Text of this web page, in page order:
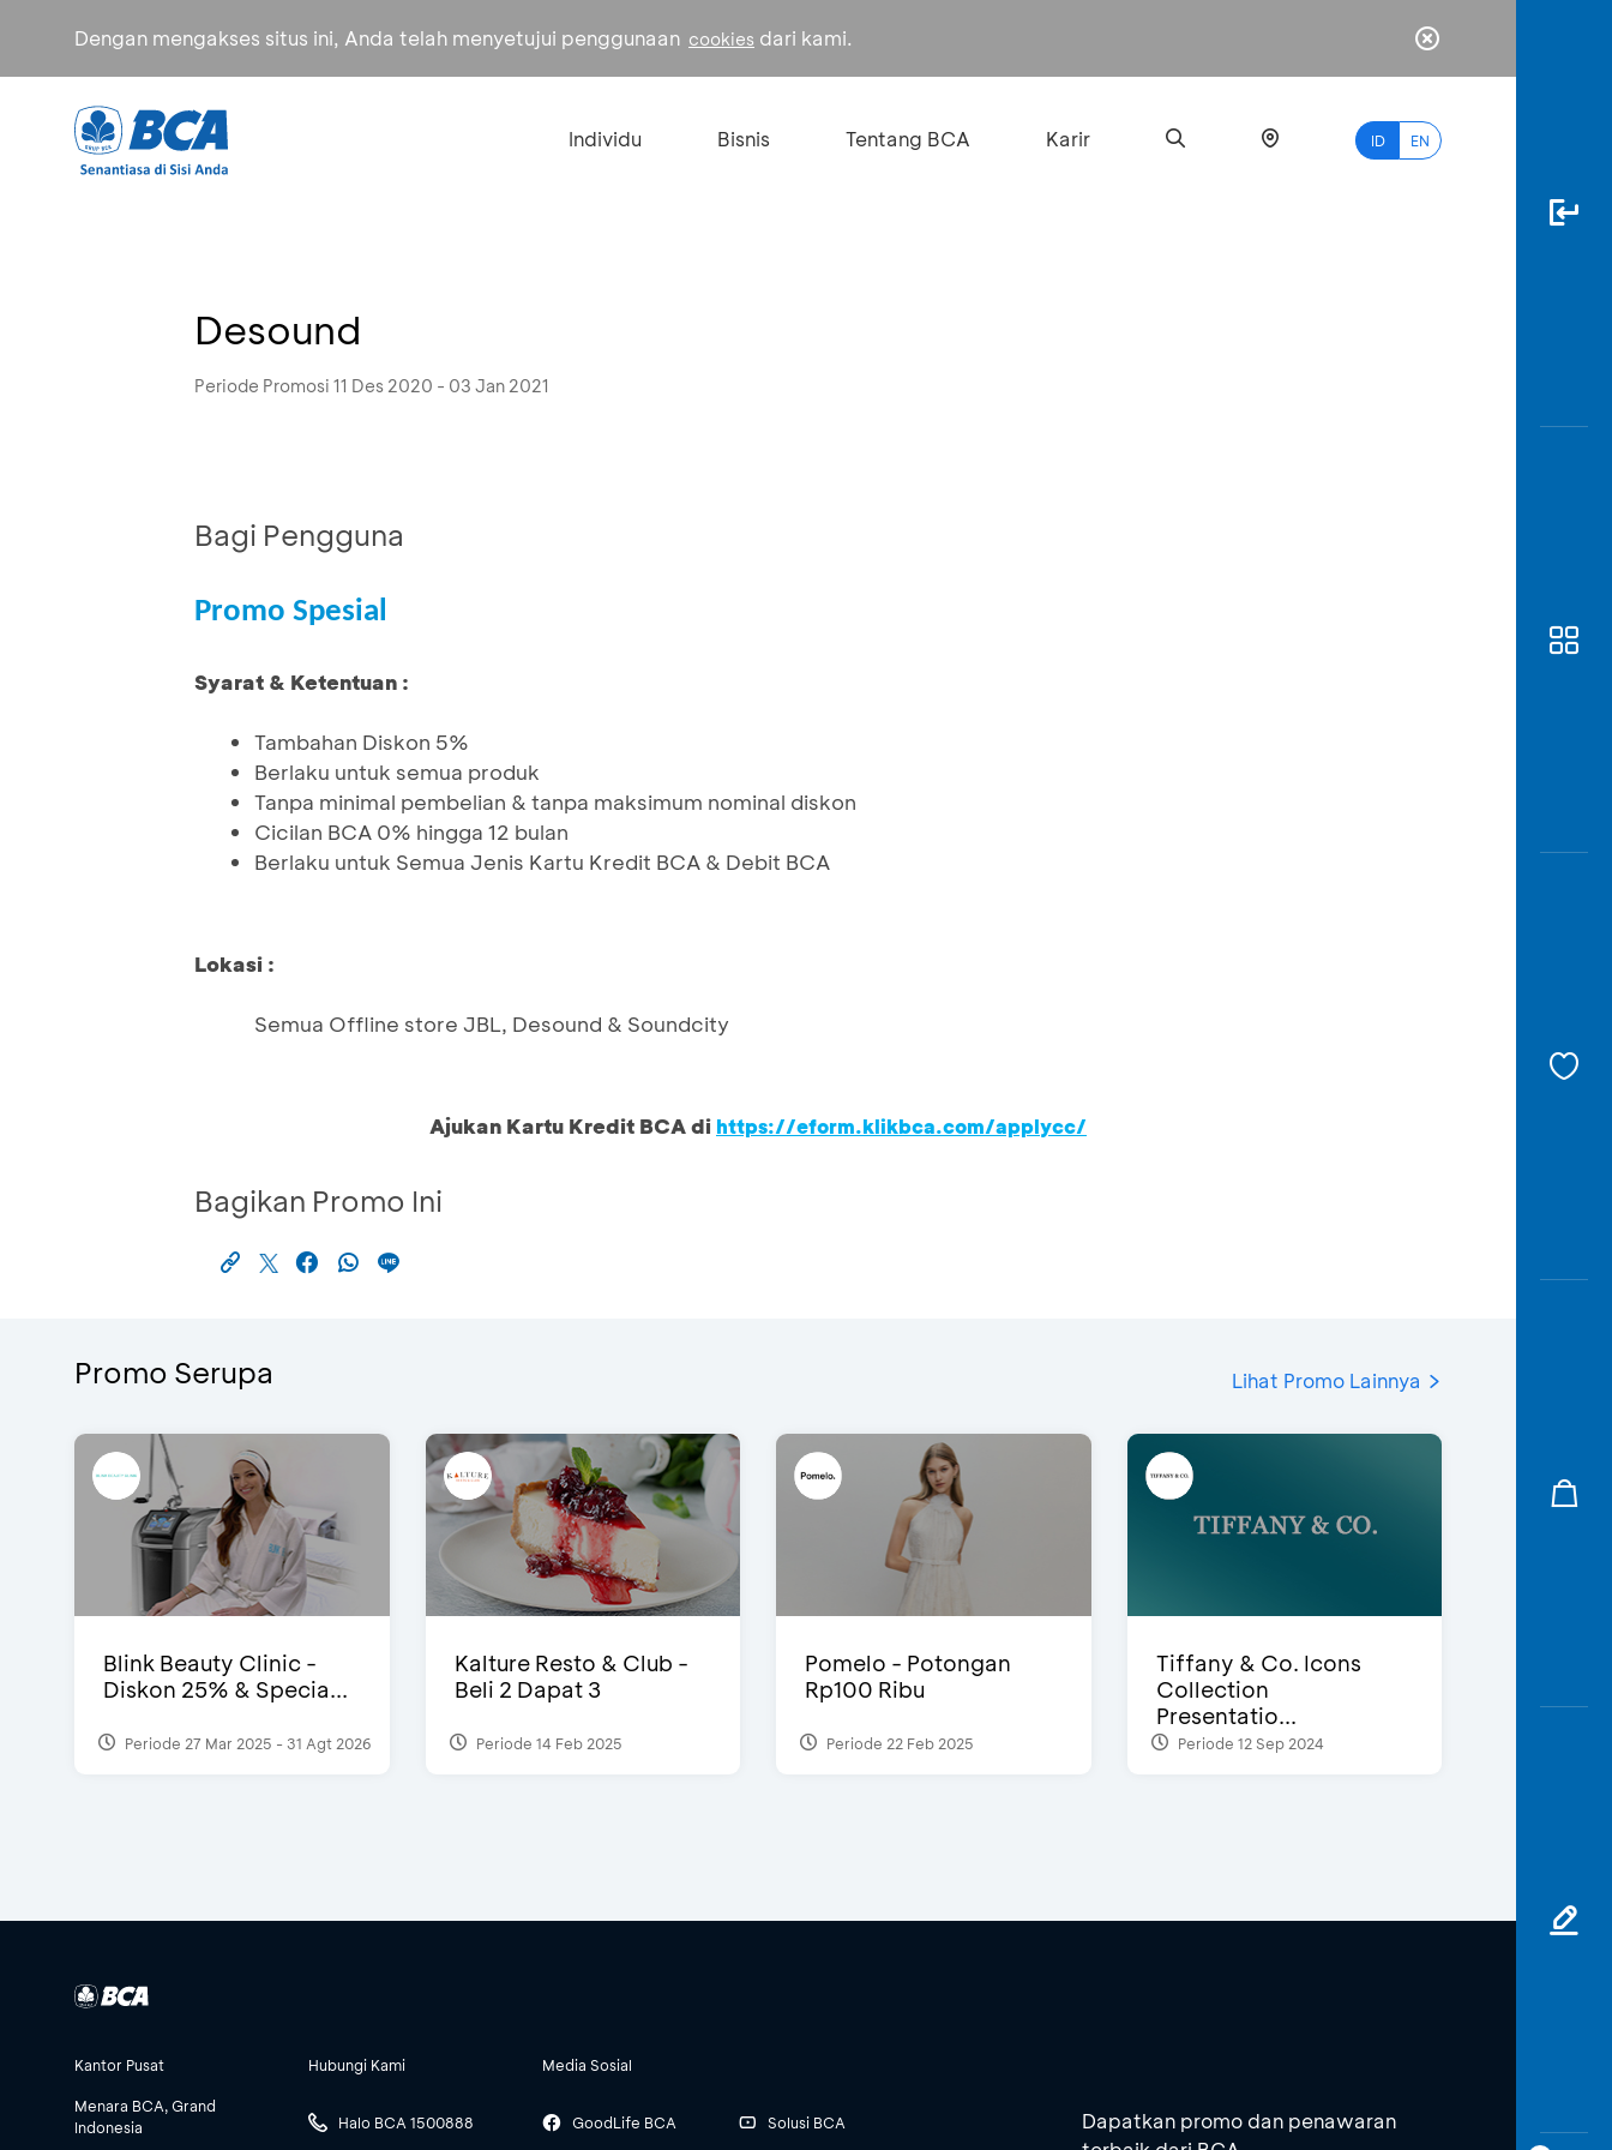
Dengan mengakses situs ini, Anda telah menyetujui penggunaan cookies dari kami.
Individu Bisnis Tentang BCA Karir ID EN
Buka
Desound
Periode Promosi 11 Des 2020 - 03 Jan 2021
Bagi Pengguna
Promo Spesial
Syarat & Ketentuan :
Tambahan Diskon 5%
Berlaku untuk semua produk
Tanpa minimal pembelian & tanpa maksimum nominal diskon
Cicilan BCA 0% hingga 12 bulan
Berlaku untuk Semua Jenis Kartu Kredit BCA & Debit BCA
Lokasi :
Semua Offline store JBL, Desound & Soundcity
Ajukan Kartu Kredit BCA di https://eform.klikbca.com/applycc/
Bagikan Promo Ini
Promo Serupa Lihat Promo Lainnya
Blink Beauty Clinic -
Diskon 25% & Specia...
Periode 27 Mar 2025 - 31 Agt 2026
Kalture Resto & Club -
Beli 2 Dapat 3
Periode 14 Feb 2025
Pomelo - Potongan
Rp100 Ribu
Periode 22 Feb 2025
Tiffany & Co. Icons
Collection
Presentatio...
Periode 12 Sep 2024
Kantor Pusat
Menara BCA, Grand
Indonesia
Hubungi Kami
Halo BCA 1500888
Media Sosial
GoodLife BCA Solusi BCA
Dapatkan promo dan penawaran